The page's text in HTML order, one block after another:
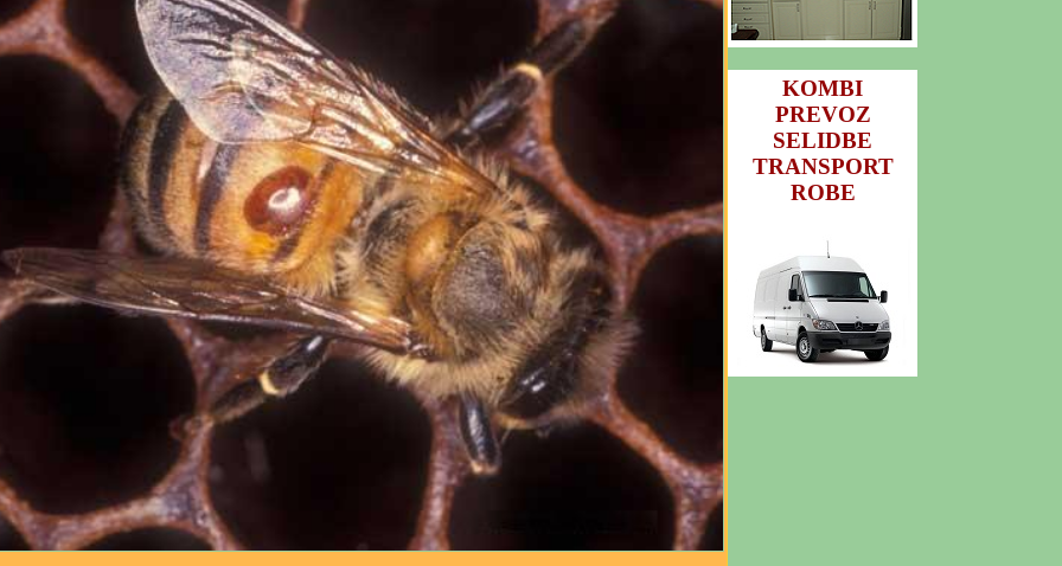
KOMBI
PREVOZ
SELIDBE
TRANSPORT
ROBE